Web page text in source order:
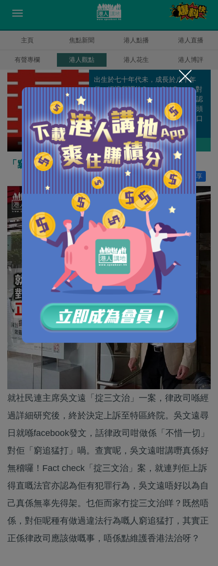
主頁 焦點新聞 港人點播 港人直播
有聲專欄 港人觀點 港人花生 港人博評
囍雨
出生於七十年代未，成長於八十年
代。緬懷所謂的Good Old Days，對
香港部份人時常嗟天怨地感無奈，認
為香港仍然是「只要努力，仍有出頭
天」的福地，不擅書寫中文，寧寫口
語。
作者其他博評
「窮追猛打」正是為守護法治
分享
549
就社民連主席吳文遠「掟三文治」一案，律政司喺經
過詳細研究後，終於決定上訴至特區終院。吳文遠尋
日就喺facebook發文，話律政司咁做係「不惜一切」
對佢「窮追猛打」喎。查實呢，吳文遠咁講嘢真係好
無稽囉！Fact check「掟三文治」案，就連判佢上訴
得直嘅法官亦認為佢有犯罪行為，吳文遠唔好以為自
己真係無辜先得架。乜佢而家冇掟三文治咩？既然唔
係，對佢呢種有做過違法行為嘅人窮追猛打，其實正
正係律政司應該做嘅事，唔係點維護香港法治呀？